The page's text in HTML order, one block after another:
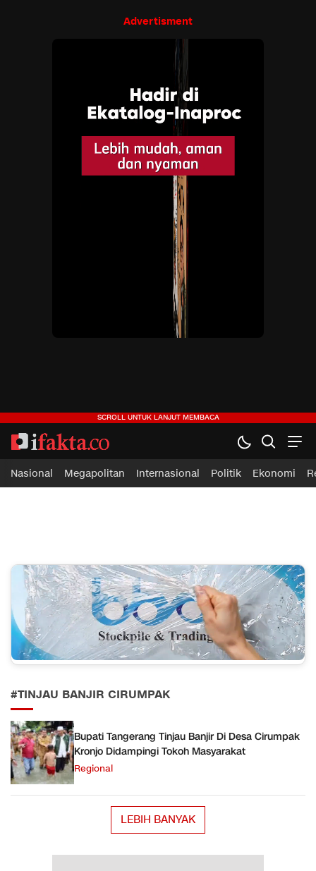
Advertisment
ifakta.co
#pastibenar
Nasional Megapolitan Internasional Politik Ekonomi
#TINJAU BANJIR CIRUMPAK
Bupati Tangerang Tinjau Banjir Di Desa Cirumpak
Kronjo Didampingi Tokoh Masyarakat
Regional
LEBIH BANYAK